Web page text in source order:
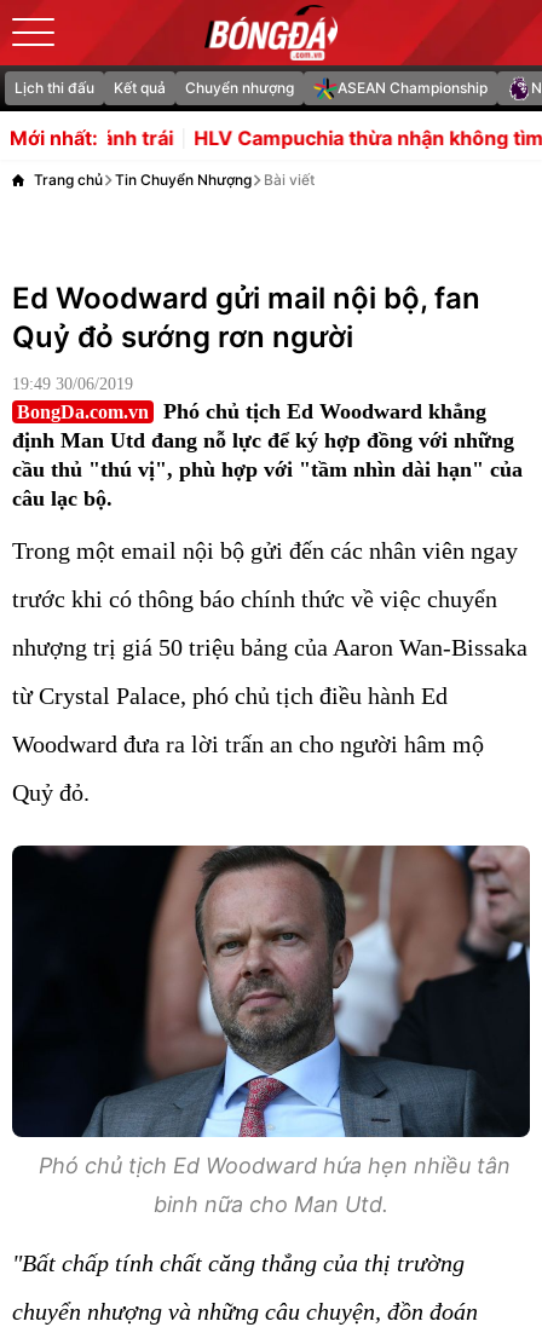
Lịch thi đấu Kết quả Chuyển nhượng ASEAN Championship
Mới nhất:
HLV Campuchia thừa nhận không tìm thấy điểm yếu
Trang chủ Tin Chuyển Nhượng Bài viết
Ed Woodward gửi mail nội bộ, fan
Quỷ đỏ sướng rơn người
19:49 30/06/2019
BongDa.com.vn
Phó chủ tịch Ed Woodward khẳng
định Man Utd đang nỗ lực để ký hợp đồng với những
cầu thủ "thú vị", phù hợp với "tầm nhìn dài hạn" của
câu lạc bộ.
Trong một email nội bộ gửi đến các nhân viên ngay
trước khi có thông báo chính thức về việc chuyển
nhượng trị giá 50 triệu bảng của Aaron Wan-Bissaka
từ Crystal Palace, phó chủ tịch điều hành Ed
Woodward đưa ra lời trấn an cho người hâm mộ
Quỷ đỏ.
Phó chủ tịch Ed Woodward hứa hẹn nhiều tân
binh nữa cho Man Utd.
"Bất chấp tính chất căng thẳng của thị trường
chuyển nhượng và những câu chuyện, đồn đoán